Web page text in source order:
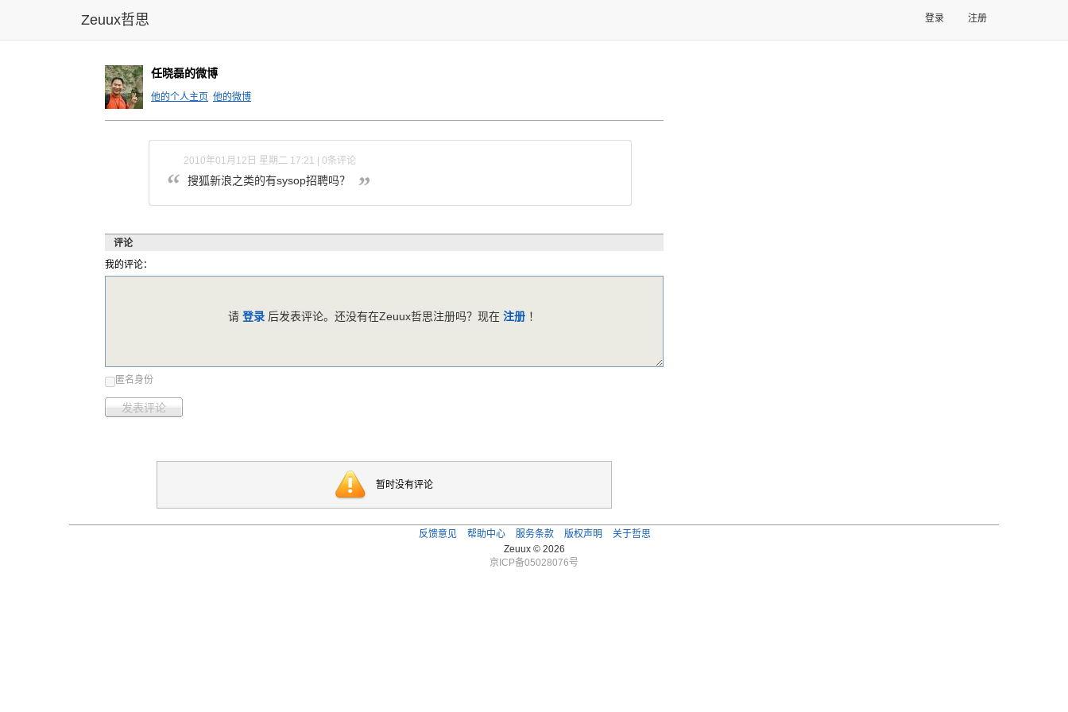
Zeuux哲思 登录 注册
任晓磊的微博
他的个人主页 他的微博
2010年01月12日 星期二 17:21 | 0条评论
搜狐新浪之类的有sysop招聘吗？
评论
我的评论：
匿名身份
发表评论
请登录 后发表评论。还没有在Zeuux哲思注册吗？现在注册 ！
暂时没有评论
反馈意见 帮助中心 服务条款 版权声明
关于哲思
Zeuux © 2026
京ICP备05028076号